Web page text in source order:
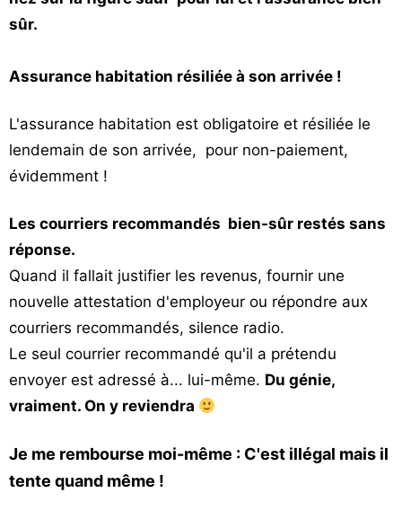
sûr.
Assurance habitation résiliée à son arrivée !
L'assurance habitation est obligatoire et résiliée le
lendemain de son arrivée, pour non-paiement,
évidemment !
Les courriers recommandés bien-sûr restés sans
réponse.
Quand il fallait justifier les revenus, fournir une
nouvelle attestation d'employeur ou répondre aux
courriers recommandés, silence radio.
Le seul courrier recommandé qu'il a prétendu
envoyer est adressé à... lui-même. Du génie,
vraiment. On y reviendra
Je me rembourse moi-même : C'est illégal mais il
tente quand même !